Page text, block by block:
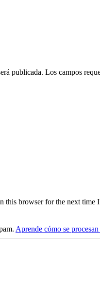
publicada. Los campos
this browser for the next time
Aprende cómo se